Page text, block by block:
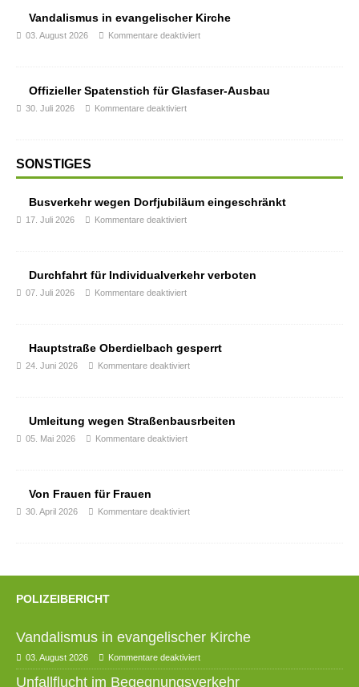
Vandalismus in evangelischer Kirche
03. August 2026 Kommentare deaktiviert
Offizieller Spatenstich für Glasfaser-Ausbau
30. Juli 2026 Kommentare deaktiviert
SONSTIGES
Busverkehr wegen Dorfjubiläum eingeschränkt
17. Juli 2026 Kommentare deaktiviert
Durchfahrt für Individualverkehr verboten
07. Juli 2026 Kommentare deaktiviert
Hauptstraße Oberdielbach gesperrt
24. Juni 2026 Kommentare deaktiviert
Umleitung wegen Straßenbausrbeiten
05. Mai 2026 Kommentare deaktiviert
Von Frauen für Frauen
30. April 2026 Kommentare deaktiviert
POLIZEIBERICHT
Vandalismus in evangelischer Kirche
03. August 2026 Kommentare deaktiviert
Unfallflucht im Begegnungsverkehr